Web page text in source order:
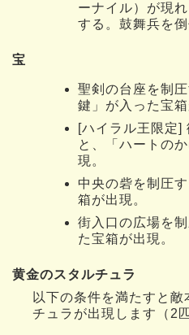
ーナイル）が現
する。鼓舞兵を
宝
聖剣の台座を制
鍵」が入った宝箱
[ハイラル王限定]
と、「ハートの
現。
中央の砦を制圧
箱が出現。
街入口の広場を
た宝箱が出現。
黄金のスタルチュラ
以下の条件を満たすと
チュラが出現します（2